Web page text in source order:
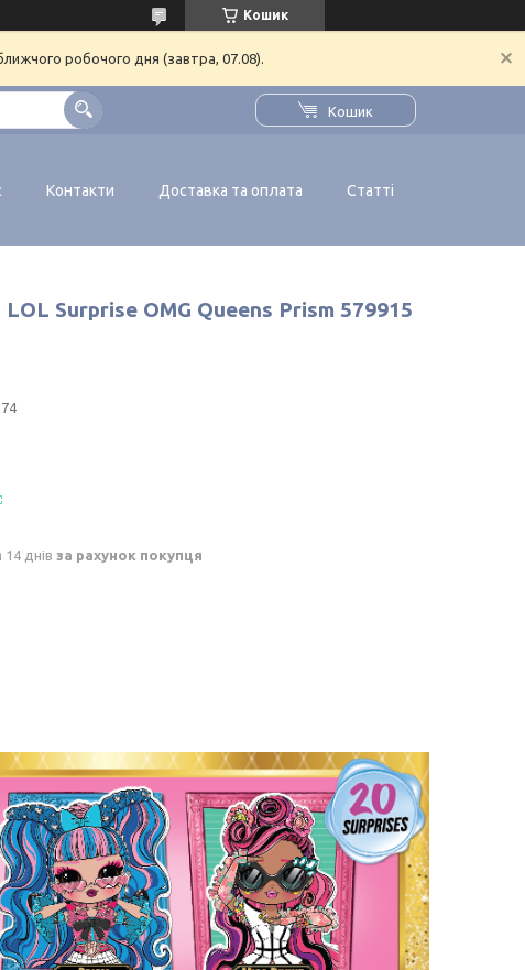
Кошик
робочого дня (завтра, 07.08).
Кошик
Контакти Доставка та оплата Статті
Surprise OMG Queens Prism 579915
днів за рахунок покупця